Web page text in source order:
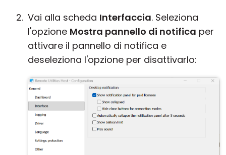
Vai alla scheda Interfaccia. Seleziona
l'opzione Mostra pannello di notifica per
attivare il pannello di notifica e
deseleziona l'opzione per disattivarlo: